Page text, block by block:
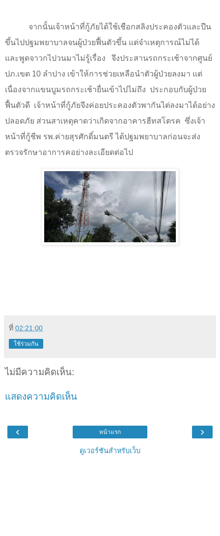
จากนั้นเจ้าหน้าที่กู้ภัยได้ใช้เชือกสลิงประคองตัวและปีน
ขึ้นไปปฐมพยาบาลจนผู้ป่วยฟื้นตัวขึ้น แต่จำเหตุการณ์ไม่ได้
และพูดจาวกไปวนมาไม่รู้เรื่อง
จึงประสานรถกระเช้าจากศูนย์
ปภ.เขต 10 ลำปาง เข้าให้การช่วยเหลือนำตัวผู้ป่วยลงมา แต่
เนื่องจากแขนบูมรถกระเช้ายื่นเข้าไปไม่ถึง ประกอบกับผู้ป่วย
ฟื้นตัวดี เจ้าหน้าที่กู้ภัยจึงค่อยประคองตัวพากันไต่ลงมาได้อย่าง
ปลอดภัย ส่วนสาเหตุคาดว่าเกิดจากอาคารฮีทสโตรค ซึ่งเจ้า
หน้าที่กู้ชีพ รพ.ค่ายสุรศักดิ์มนตรี ได้ปฐมพยาบาลก่อนจะส่ง
ตรวจรักษาอาการคอย่างละเอียดต่อไป
ที่ 02:21:00
ใช้ร่วมกัน
ไม่มีความคิดเห็น:
แสดงความคิดเห็น
‹ ›
หน้าแรก
ดูเวอร์ชันสำหรับเว็บ